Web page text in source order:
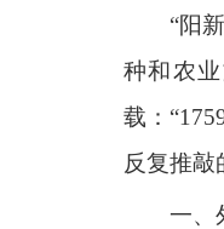
“阳
种和农
载：
反复推敲
一、